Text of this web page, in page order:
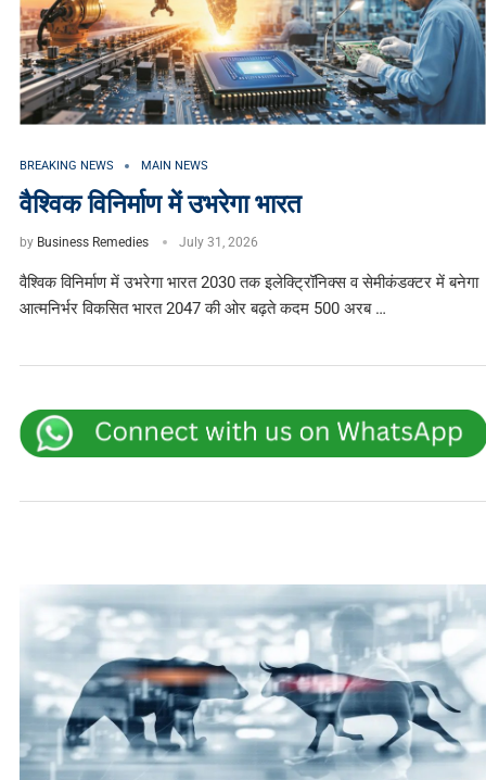
BREAKING NEWS MAIN NEWS
वैश्विक विनिर्माण में उभरेगा भारत
by Business Remedies July 31, 2026
वैश्विक विनिर्माण में उभरेगा भारत 2030 तक इलेक्ट्रिॉनिक्स व सेमीकंडक्टर में बनेगा
आत्मनिर्भर विकसित भारत 2047 की ओर बढ़ते कदम 500 अरब …